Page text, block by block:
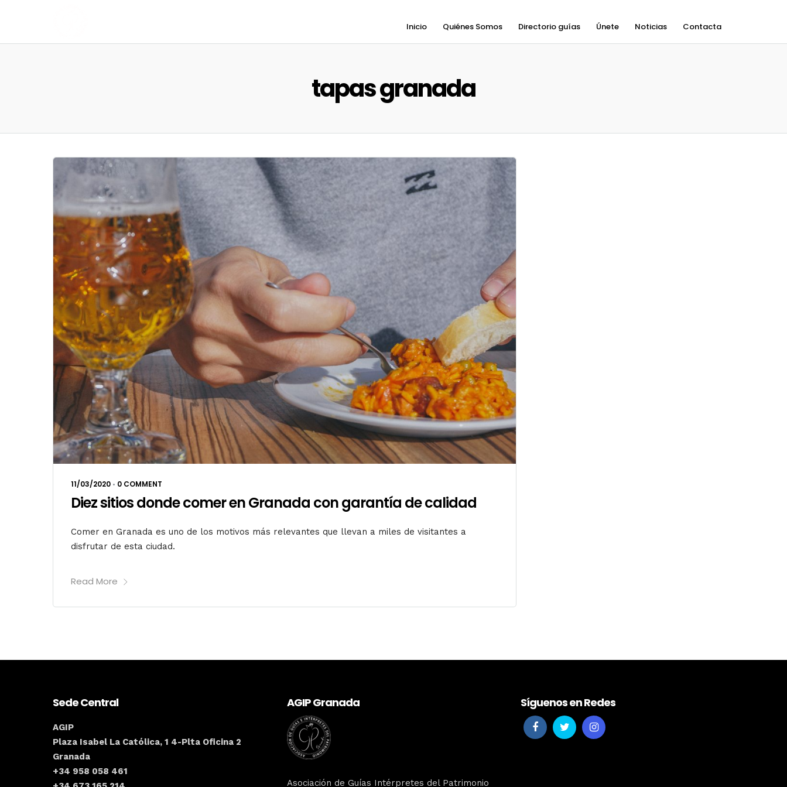
Inicio Quiénes Somos Directorio guías Únete Noticias Contacta
tapas granada
11/03/2020 • 0 COMMENT
Diez sitios donde comer en Granada con garantía de calidad
Comer en Granada es uno de los motivos más relevantes que llevan a miles de visitantes a
disfrutar de esta ciudad.
Read More
Sede Central
AGIP
Plaza Isabel La Católica, 1 4-Plta Oficina 2
Granada
+34 958 058 461
AGIP Granada
Asociación de Guías Intérpretes del Patrimonio
Síguenos en Redes